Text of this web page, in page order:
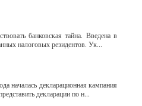
банковская тайна. Введена в
налоговых резидентов. Ук...
началась декларационная кампания
декларации по н...